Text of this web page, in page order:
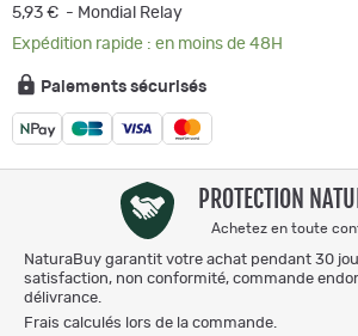
5,93 € - Mondial Relay
Expédition rapide : en moins de 48H
Paiements sécurisés
PROTECTION
Achetez en toute
NaturaBuy garantit votre achat pendant 30
satisfaction, non conformité, commande
délivrance.
Frais calculés lors de la commande.